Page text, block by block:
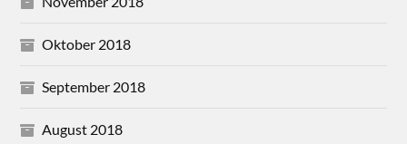
Oktober 2018
September 2018
August 2018